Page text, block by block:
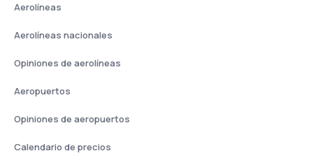
Aerolíneas
Aerolíneas nacionales
Opiniones de aerolíneas
Aeropuertos
Opiniones de aeropuertos
Calendario de precios